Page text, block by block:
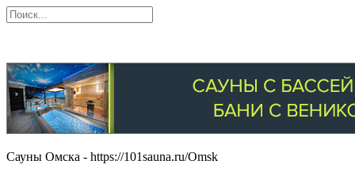
Сауны Омска - https://101sauna.ru/Omsk